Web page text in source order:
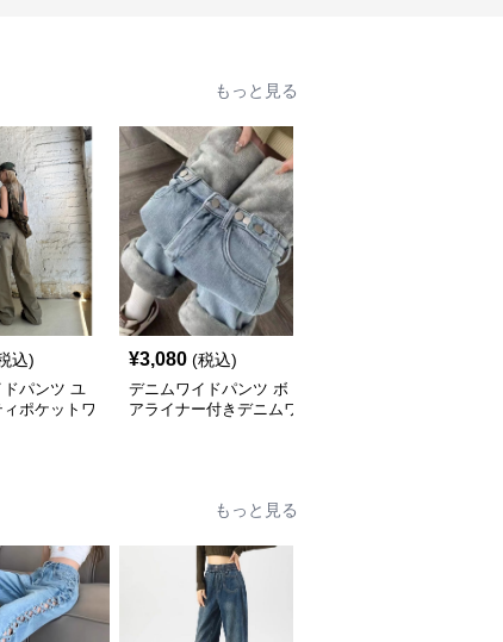
もっと見る
込)
パンツ ユ
ポケットワ
¥3,080 (税込)
デニムワイドパンツ ボ
アライナー付きデニムワ
もっと見る